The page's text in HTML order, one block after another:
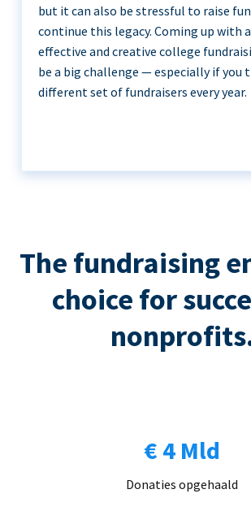
but it can also be stressful to raise
continue this legacy. Coming up with
effective and creative college
be a big challenge — especially if you
different set of fundraisers every year.
The fundraising
choice for
€ 4 Mld
Donaties opgehaald